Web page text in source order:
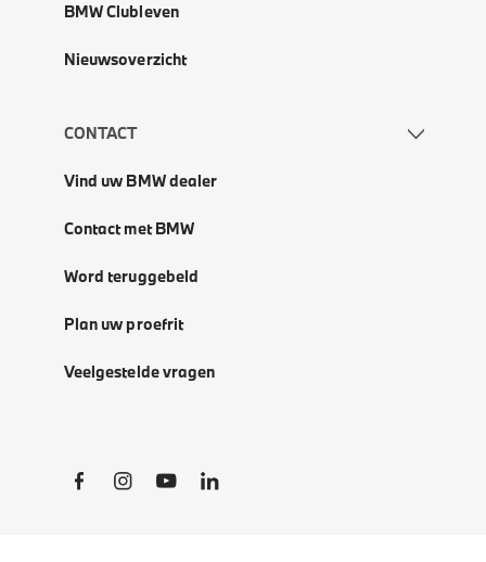
BMW Clubleven
Nieuwsoverzicht
CONTACT
Vind uw BMW dealer
Contact met BMW
Word teruggebeld
Plan uw proefrit
Veelgestelde vragen
Social Links